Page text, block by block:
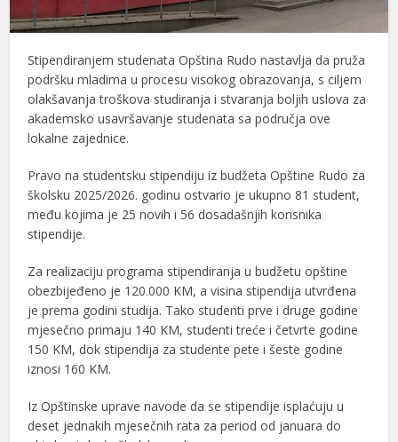
Stipendiranjem studenata Opština Rudo nastavlja da pruža
podršku mladima u procesu visokog obrazovanja, s ciljem
olakšavanja troškova studiranja i stvaranja boljih uslova za
akademsko usavršavanje studenata sa područja ove
lokalne zajednice.
Pravo na studentsku stipendiju iz budžeta Opštine Rudo za
školsku 2025/2026. godinu ostvario je ukupno 81 student,
među kojima je 25 novih i 56 dosadašnjih korisnika
stipendije.
Za realizaciju programa stipendiranja u budžetu opštine
obezbijeđeno je 120.000 KM, a visina stipendija utvrđena
je prema godini studija. Tako studenti prve i druge godine
mjesečno primaju 140 KM, studenti treće i četvrte godine
150 KM, dok stipendija za studente pete i šeste godine
iznosi 160 KM.
Iz Opštinske uprave navode da se stipendije isplaćuju u
deset jednakih mjesečnih rata za period od januara do